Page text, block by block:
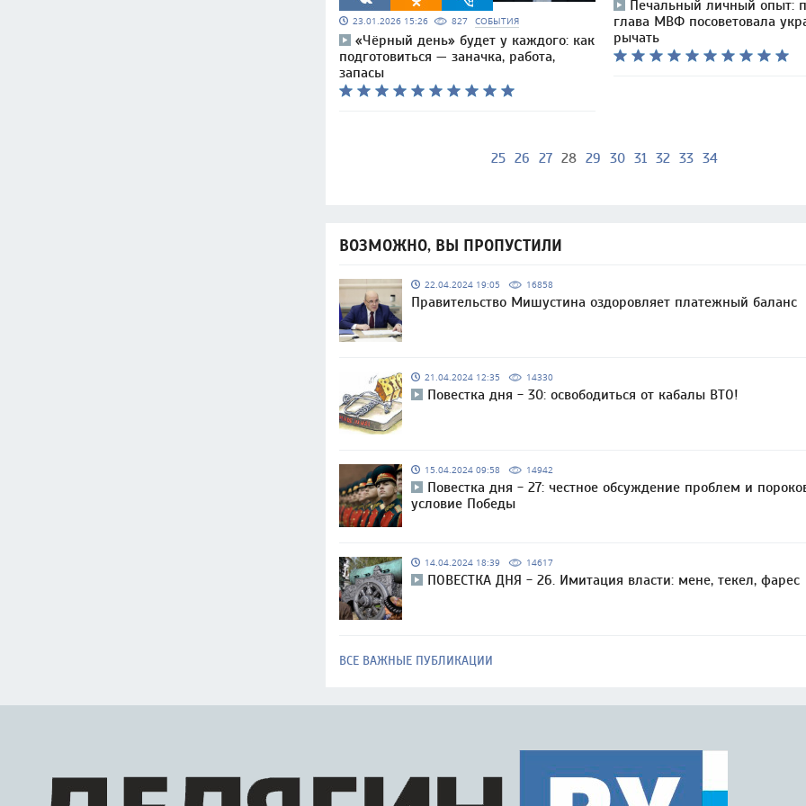
23.01.2026 15:26 827 СОБЫТИЯ
«Чёрный день» будет у каждого: как
подготовиться — заначка, работа,
запасы
Печальный личный опыт:
глава МВФ посоветовала
рычать
25 26 27 28 29 30 31 32 33 34
ВОЗМОЖНО, ВЫ ПРОПУСТИЛИ
22.04.2024 19:05 16858
Правительство Мишустина оздоровляет платежный баланс
21.04.2024 12:35 14330
Повестка дня - 30: освободиться от кабалы ВТО!
15.04.2024 09:58 14942
Повестка дня - 27: честное обсуждение проблем и
условие Победы
14.04.2024 18:39 14617
ПОВЕСТКА ДНЯ - 26. Имитация власти: мене, текел, фарес
ВСЕ ВАЖНЫЕ ПУБЛИКАЦИИ